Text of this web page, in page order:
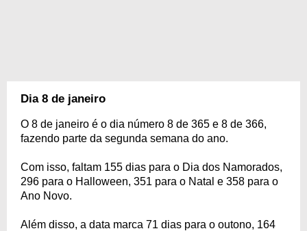
Dia 8 de janeiro
O 8 de janeiro é o dia número 8 de 365 e 8 de 366,
fazendo parte da segunda semana do ano.
Com isso, faltam 155 dias para o Dia dos Namorados,
296 para o Halloween, 351 para o Natal e 358 para o
Ano Novo.
Além disso, a data marca 71 dias para o outono, 164